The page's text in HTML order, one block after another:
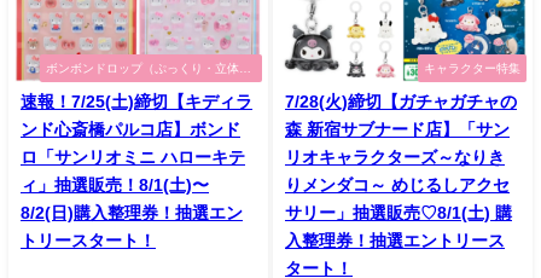
ボンボンドロップ（ぷっくり・立体シ
速報！7/25(土)締切【キディラ
ンド心斎橋パルコ店】ボンド
ロ「サンリオミニ ハローキテ
ィ」抽選販売！8/1(土)〜
8/2(日)購入整理券！抽選エン
トリースタート！
キャラクター特集
7/28(火)締切【ガチャガチャの
森 新宿サブナード店】「サン
リオキャラクターズ～なりき
りメンダコ～ めじるしアクセ
サリー」抽選販売♡8/1(土) 購
入整理券！抽選エントリース
タート！